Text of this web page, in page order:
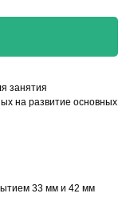
занятия
на развитие основных
33 мм и 42 мм